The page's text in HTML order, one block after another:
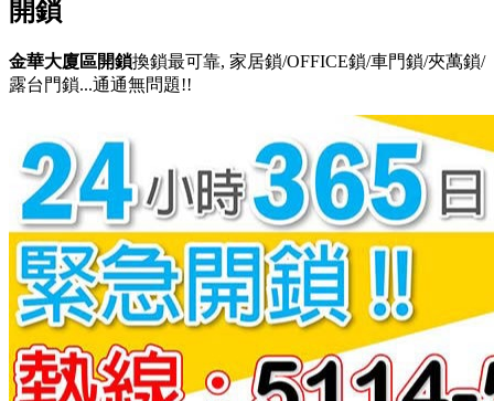
開鎖
金華大廈區開鎖換鎖最可靠, 家居鎖/OFFICE鎖/車門鎖/夾萬鎖/
露台門鎖...通通無問題!!